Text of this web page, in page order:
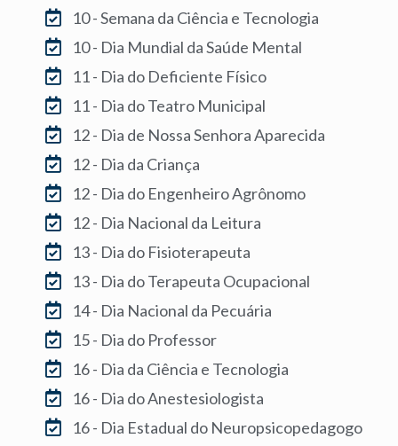
10 - Semana da Ciência e Tecnologia
10 - Dia Mundial da Saúde Mental
11 - Dia do Deficiente Físico
11 - Dia do Teatro Municipal
12 - Dia de Nossa Senhora Aparecida
12 - Dia da Criança
12 - Dia do Engenheiro Agrônomo
12 - Dia Nacional da Leitura
13 - Dia do Fisioterapeuta
13 - Dia do Terapeuta Ocupacional
14 - Dia Nacional da Pecuária
15 - Dia do Professor
16 - Dia da Ciência e Tecnologia
16 - Dia do Anestesiologista
16 - Dia Estadual do Neuropsicopedagogo